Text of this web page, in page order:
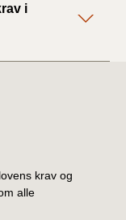
i
krav og
alle